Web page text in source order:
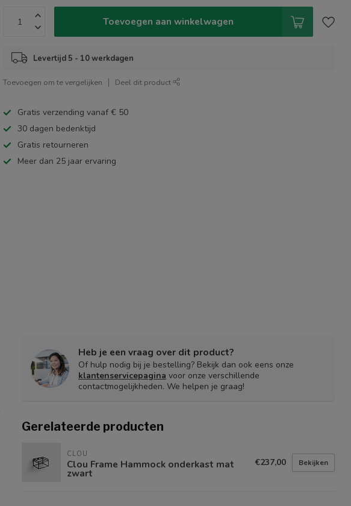
Toevoegen aan winkelwagen
Levertijd 5 - 10 werkdagen
Toevoegen om te vergelijken Deel dit product
Gratis verzending vanaf € 50
30 dagen bedenktijd
Gratis retourneren
Meer dan 25 jaar ervaring
Heb je een vraag over dit product?
Of hulp nodig bij je bestelling? Bekijk dan ook eens onze
klantenservicepagina voor onze verschillende
contactmogelijkheden. We helpen je graag!
Gerelateerde producten
CLOU
Clou Frame Hammock onderkast mat
zwart
€237,00 Bekijken